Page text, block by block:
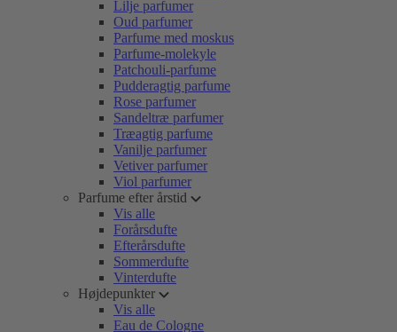
Lilje parfumer
Oud parfumer
Parfume med moskus
Parfume-molekyle
Patchouli-parfume
Pudderagtig parfume
Rose parfumer
Sandeltræ parfumer
Træagtig parfume
Vanilje parfumer
Vetiver parfumer
Viol parfumer
Parfume efter årstid
Vis alle
Forårsdufte
Efterårsdufte
Sommerdufte
Vinterdufte
Højdepunkter
Vis alle
Eau de Cologne